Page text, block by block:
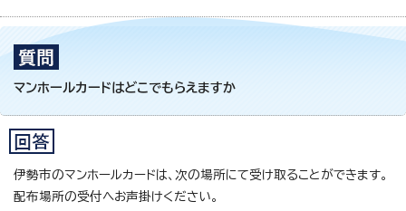
マンホールカードはどこでもらえますか
伊勢市のマンホールカードは、次の場所にて受け取ることができます。
配布場所の受付へお声掛けください。